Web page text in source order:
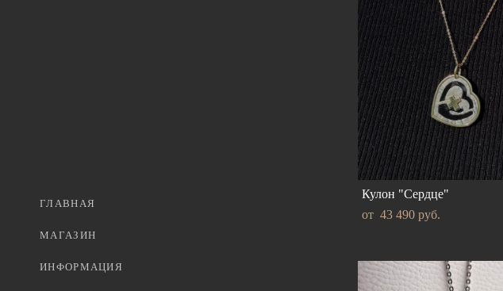
ГЛАВНАЯ
МАГАЗИН
ИНФОРМАЦИЯ
Кулон "Сердце"
от 43 490 pуб.